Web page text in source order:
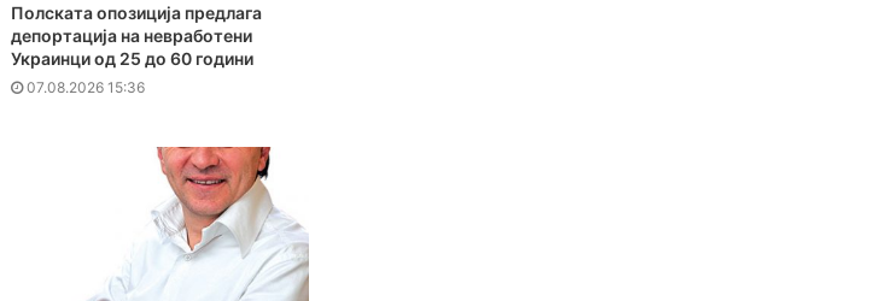
Полската опозиција предлага
депортација на невработени
Украинци од 25 до 60 години
07.08.2026 15:36